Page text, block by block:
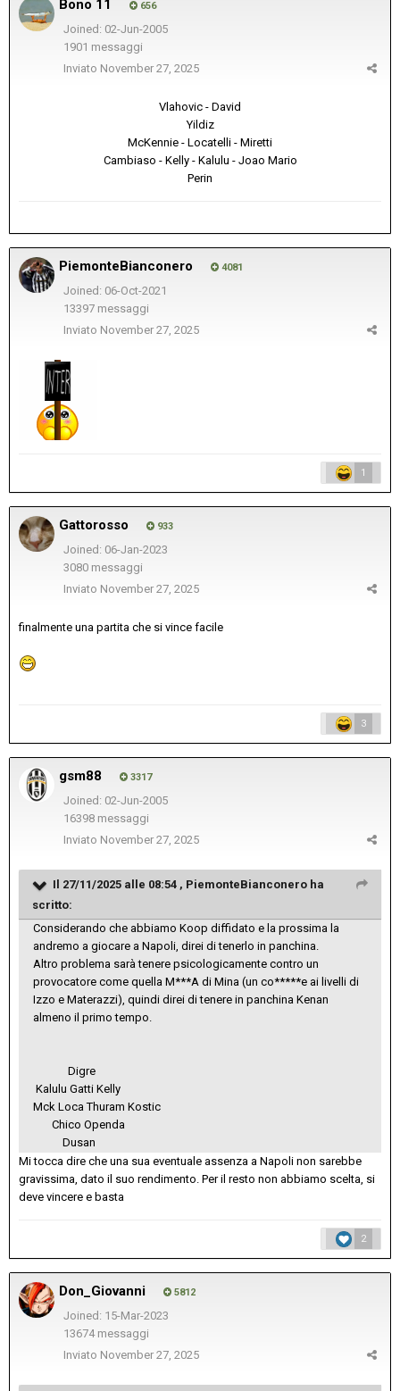
Bono 11 656
Joined: 02-Jun-2005
1901 messaggi
Inviato November 27, 2025
Vlahovic - David
Yildiz
McKennie - Locatelli - Miretti
Cambiaso - Kelly - Kalulu - Joao Mario
Perin
PiemonteBianconero 4081
Joined: 06-Oct-2021
13397 messaggi
Inviato November 27, 2025
1
Gattorosso 933
Joined: 06-Jan-2023
3080 messaggi
Inviato November 27, 2025
finalmente una partita che si vince facile
3
gsm88 3317
Joined: 02-Jun-2005
16398 messaggi
Inviato November 27, 2025
Il 27/11/2025 alle 08:54 , PiemonteBianconero ha
scritto:
Considerando che abbiamo Koop diffidato e la prossima la
andremo a giocare a Napoli, direi di tenerlo in panchina.
Altro problema sarà tenere psicologicamente contro un
provocatore come quella M***A di Mina (un co*****e ai livelli di
Izzo e Materazzi), quindi direi di tenere in panchina Kenan
almeno il primo tempo.
Digre
Kalulu Gatti Kelly
Mck Loca Thuram Kostic
Chico Openda
Dusan
Mi tocca dire che una sua eventuale assenza a Napoli non sarebbe
gravissima, dato il suo rendimento. Per il resto non abbiamo scelta, si
deve vincere e basta
2
Don_Giovanni 5812
Joined: 15-Mar-2023
13674 messaggi
Inviato November 27, 2025